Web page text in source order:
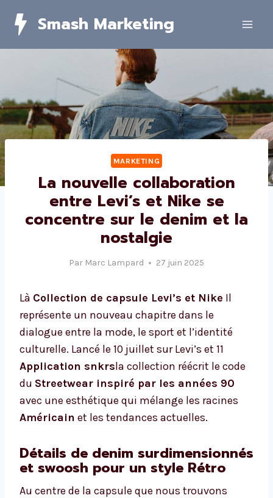
Smash Marketing
MARKETING
La nouvelle collaboration
entre Levi’s et Nike se
concentre sur le denim et la
nostalgie
Par Marc Lampard 27 juin 2025
Là Collection de capsule Levi’s et Nike Il
représente un nouveau chapitre dans le
dialogue entre la mode, le sport et l’identité
culturelle. Lancé le 10 juillet sur Levi’s et 11
Application snkrsla collection réécrit le code
du Streetwear inspiré par les années 90
avec une esthétique qui mélange les racines
Américain et les tendances actuelles.
Détails de denim surdimensionnés
et swoosh pour un style Rétro
Au centre de la capsule que nous trouvons